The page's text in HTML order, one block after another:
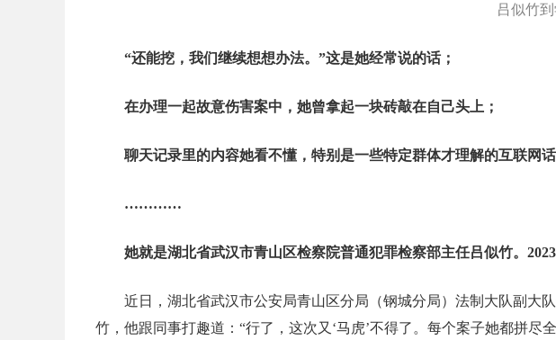
吕似竹
“还能挖，我们继续想想办法。”这是她经常说的话；
在办理一起故意伤害案中，她曾拿起一块砖敲在自己头上；
聊天记录里的内容她看不懂，特别是一些特定群体才理解的互联网
…………
她就是湖北省武汉市青山区检察院普通犯罪检察部主任吕似竹。
近日，湖北省武汉市公安局青山区分局（钢城分局）法制大队副大
竹，他跟同事打趣道：“行了，这次又‘马虎’不得了。每个案子她都拼尽